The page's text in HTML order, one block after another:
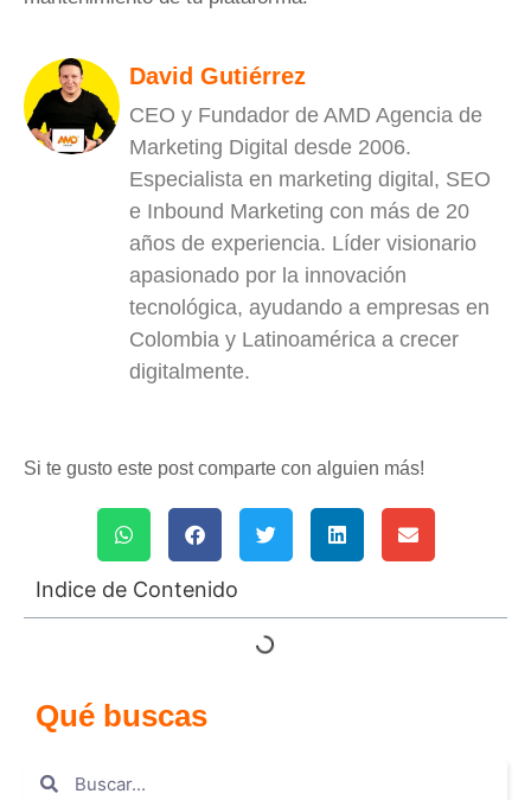
David Gutiérrez
CEO y Fundador de AMD Agencia de
Marketing Digital desde 2006.
Especialista en marketing digital, SEO
e Inbound Marketing con más de 20
años de experiencia. Líder visionario
apasionado por la innovación
tecnológica, ayudando a empresas en
Colombia y Latinoamérica a crecer
digitalmente.
Si te gusto este post comparte con alguien más!
Indice de Contenido
Qué buscas